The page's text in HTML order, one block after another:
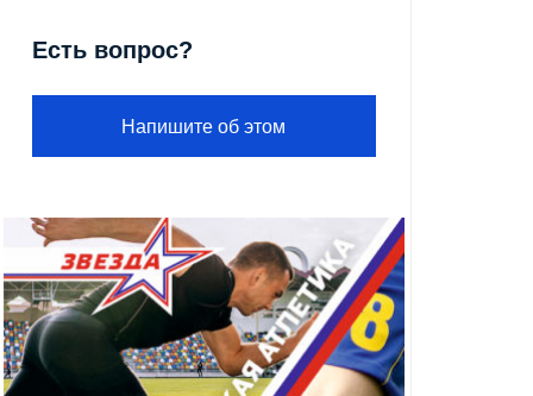
Есть вопрос?
Напишите об этом